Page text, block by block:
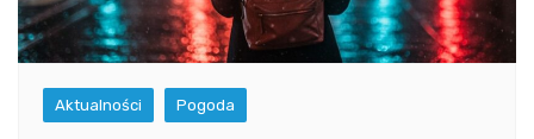
Aktualności Pogoda